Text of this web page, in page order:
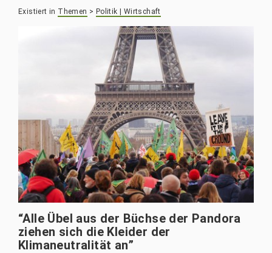
Existiert in Themen > Politik | Wirtschaft
“Alle Übel aus der Büchse der Pandora
ziehen sich die Kleider der
Klimaneutralität an”